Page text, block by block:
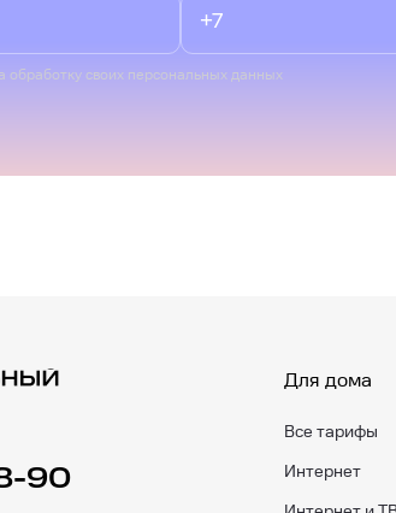
обработку своих персональных данных
90
Для дома
Все тарифы
Интернет